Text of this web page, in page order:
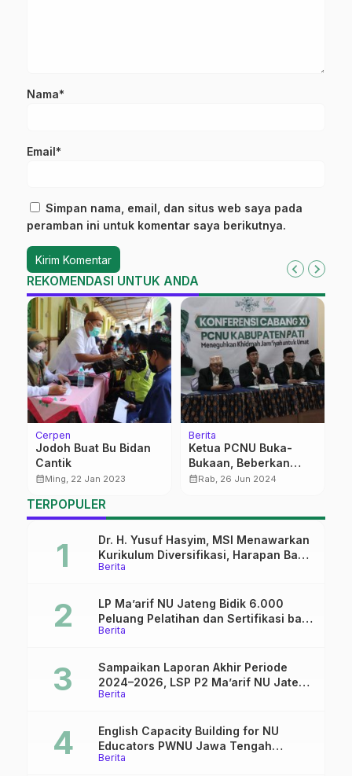
Nama*
Email*
Simpan nama, email, dan situs web saya pada
peramban ini untuk komentar saya berikutnya.
REKOMENDASI UNTUK ANDA
Cerpen
Jodoh Buat Bu Bidan
Cantik
calendar_monthMing, 22 Jan 2023
Berita
Ketua PCNU Buka-
Bukaan, Beberkan
Program Segar
calendar_monthRab, 26 Jun 2024
TERPOPULER
Berita
Dr. H. Yusuf Hasyim, MSI Menawarkan
Kurikulum Diversifikasi, Harapan Baru
dalam dunia pendidikan
Berita
LP Ma’arif NU Jateng Bidik 6.000
Peluang Pelatihan dan Sertifikasi bagi
Lulusan SMK
Berita
Sampaikan Laporan Akhir Periode
2024–2026, LSP P2 Ma’arif NU Jateng
Mantapkan Sinergi Link and Match
Berita
English Capacity Building for NU
Educators PWNU Jawa Tengah
Batch#4; Membuka Jalan Menuju